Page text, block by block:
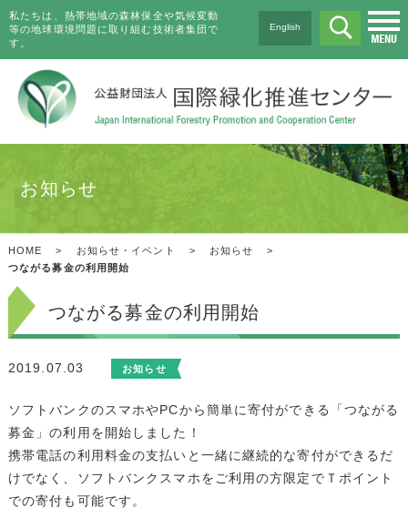
私たちは、熱帯地域の森林保全や気候変動
等の地球環境問題に取り組む技術者集団で
す。
English
お知らせ
HOME > お知らせ・イベント > お知らせ
>
つながる募金の利用開始
つながる募金の利用開始
2019.07.03 お知らせ
ソフトバンクのスマホやPCから簡単に寄付ができる「つながる
募金」の利用を開始しました！
携帯電話の利用料金の支払いと一緒に継続的な寄付ができるだ
けでなく、ソフトバンクスマホをご利用の方限定でＴポイント
での寄付も可能です。